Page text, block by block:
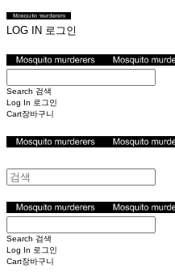
LOG IN 로그인
Search 검색
Log In 로그인
Cart장바구니
Search 검색
Log In 로그인
Cart장바구니